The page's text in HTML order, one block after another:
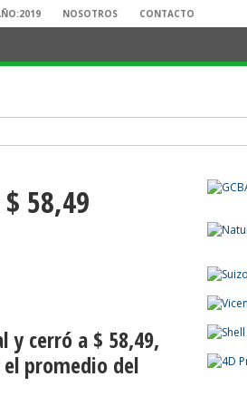
NOSOTROS CONTACTO
58,49
y cerró a $ 58,49,
promedio del